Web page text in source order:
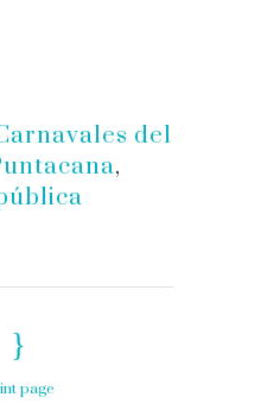
del
,
page